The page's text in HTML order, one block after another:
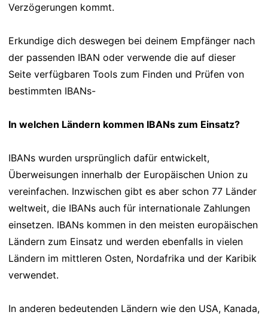
Verzögerungen kommt.
Erkundige dich deswegen bei deinem Empfänger nach
der passenden IBAN oder verwende die auf dieser
Seite verfügbaren Tools zum Finden und Prüfen von
bestimmten IBANs-
In welchen Ländern kommen IBANs zum Einsatz?
IBANs wurden ursprünglich dafür entwickelt,
Überweisungen innerhalb der Europäischen Union zu
vereinfachen. Inzwischen gibt es aber schon 77 Länder
weltweit, die IBANs auch für internationale Zahlungen
einsetzen. IBANs kommen in den meisten europäischen
Ländern zum Einsatz und werden ebenfalls in vielen
Ländern im mittleren Osten, Nordafrika und der Karibik
verwendet.
In anderen bedeutenden Ländern wie den USA, Kanada,